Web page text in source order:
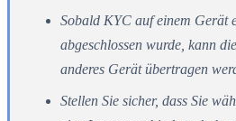
Sobald KYC auf einem Gerät
abgeschlossen wurde, kann
anderes Gerät übertragen
Stellen Sie sicher, dass Sie